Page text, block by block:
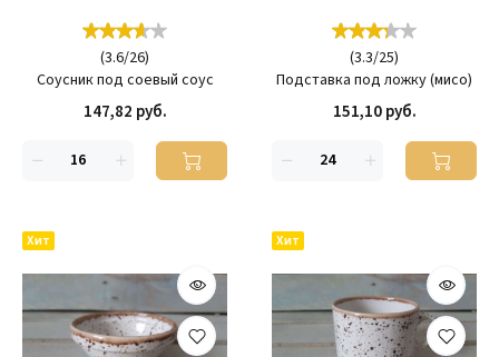
(3.6/26)
Соусник под соевый соус
147,82 руб.
(3.3/25)
Подставка под ложку (мисо)
151,10 руб.
Хит Хит